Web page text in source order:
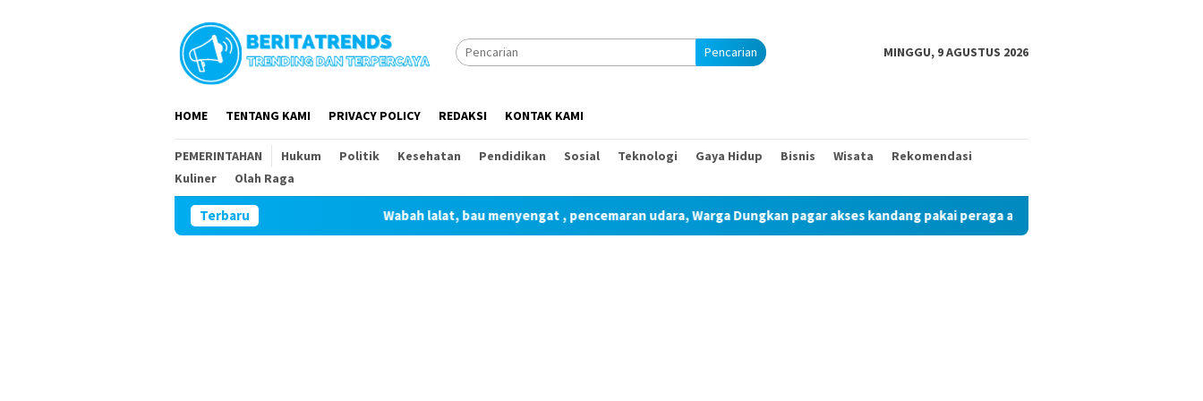
Pencarian MINGGU, 9 AGUSTUS 2026
HOME TENTANG KAMI PRIVACY POLICY REDAKSI KONTAK KAMI
PEMERINTAHAN Hukum Politik Kesehatan Pendidikan Sosial Teknologi Gaya Hidup Bisnis Wisata
Rekomendasi
Kuliner
Olah Raga
Terbaru Wabah lalat, bau menyengat , pencemaran udara, Warga Dungkan pagar akses kandang pakai peraga adat